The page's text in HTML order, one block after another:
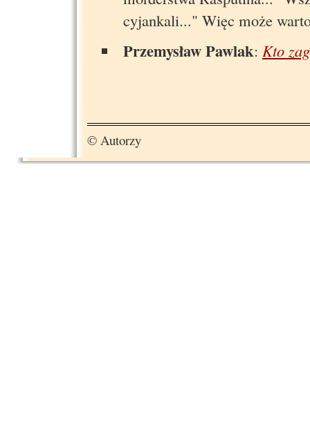
cyjankali..." Więc może
Przemysław Pawlak: Kto
© Autorzy